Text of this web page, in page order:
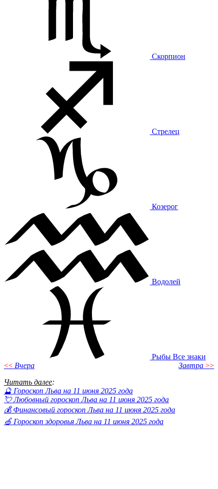
Скорпион
Стрелец
Козерог
Водолей
Рыбы Все знаки
<< Вчера Завтра >>
Читать далее:
🔮 Гороскоп Льва на 11 июня 2025 года
💘 Любовный гороскоп Льва на 11 июня 2025 года
💰 Финансовый гороскоп Льва на 11 июня 2025 года
🍏 Гороскоп здоровья Льва на 11 июня 2025 года